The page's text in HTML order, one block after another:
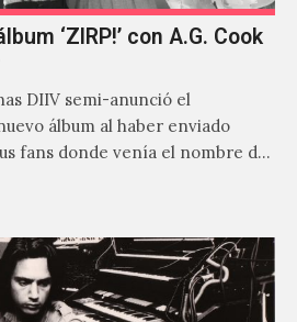
‘ZIRP!’ con A.G. Cook
DIIV semi-anunció el
álbum al haber enviado
fans donde venía el nombre de